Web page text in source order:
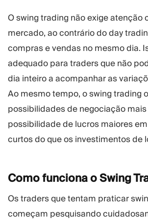
O swing trading não exige atenção
mercado, ao contrário do day
compras e vendas no mesmo dia.
adequado para traders que não
dia inteiro a acompanhar as
Ao mesmo tempo, o swing trading
possibilidades de negociação
possibilidade de lucros maiores
curtos do que os investimentos de
Como funciona o Swing
Os traders que tentam praticar
começam pesquisando